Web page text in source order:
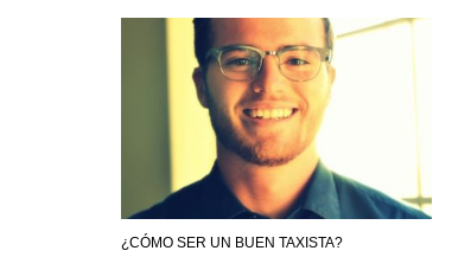
¿CÓMO SER UN BUEN TAXISTA?